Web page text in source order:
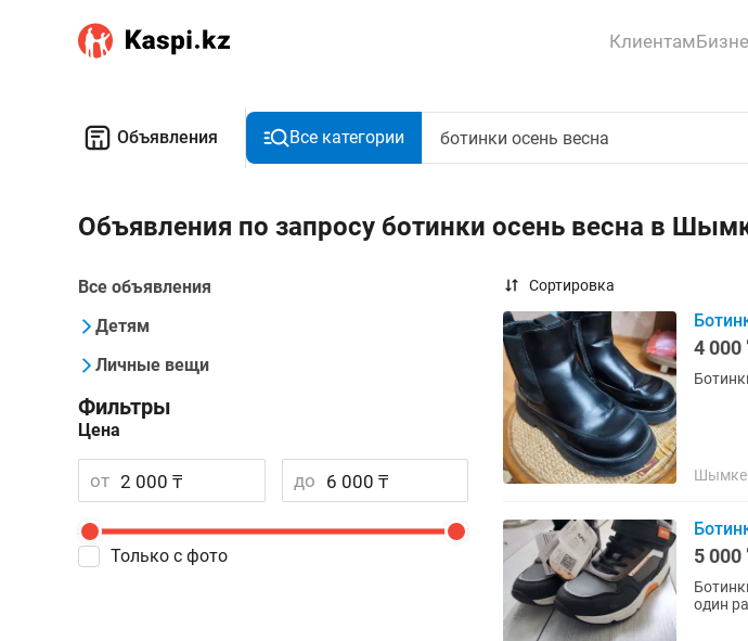
Клиентам
Объявления Все категории
Объявления по запросу ботинки осень весна в
Все объявления
Детям
Личные вещи
Фильтры
Цена
от до
Только с фото
Сортировка
4 000
5 000
один